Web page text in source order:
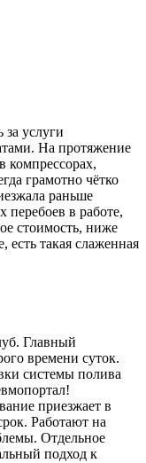
услуги
На протяжение
компрессорах,
грамотно чётко
раньше
в работе,
стоимость, ниже
есть такая слаженная
Главный
времени суток.
системы полива
приезжает в
Работают на
Отдельное
подход к